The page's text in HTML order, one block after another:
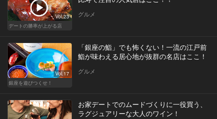
Vol.23
デートの勝率が上がる店
グルメ
Vol.17
銀座を遊びつくせ！
「銀座の鮨」でも怖くない！一流の江戸前
鮨が味わえる居心地が抜群の名店はここ！
グルメ
お家デートでのムードづくりに一役買う、
ラグジュアリーな大人のワイン！